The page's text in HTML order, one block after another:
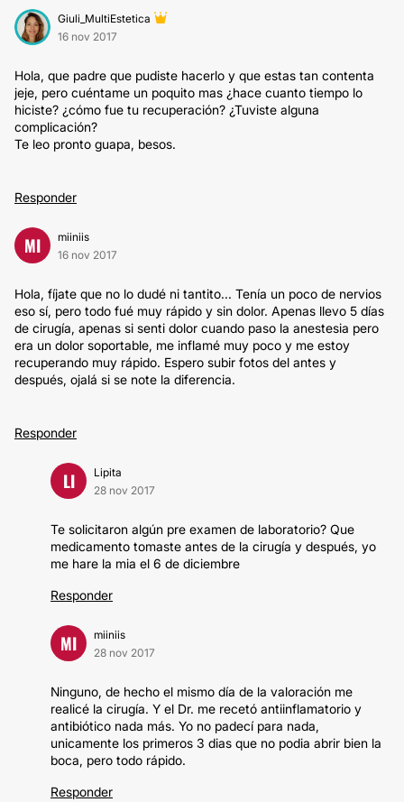
Giuli_MultiEstetica
16 nov 2017
Hola, que padre que pudiste hacerlo y que estas tan contenta
jeje, pero cuéntame un poquito mas ¿hace cuanto tiempo lo
hiciste? ¿cómo fue tu recuperación? ¿Tuviste alguna
complicación?
Te leo pronto guapa, besos.
Responder
MI
miiniis
16 nov 2017
Hola, fíjate que no lo dudé ni tantito... Tenía un poco de nervios
eso sí, pero todo fué muy rápido y sin dolor. Apenas llevo 5 días
de cirugía, apenas si senti dolor cuando paso la anestesia pero
era un dolor soportable, me inflamé muy poco y me estoy
recuperando muy rápido. Espero subir fotos del antes y
después, ojalá si se note la diferencia.
Responder
LI
Lipita
28 nov 2017
Te solicitaron algún pre examen de laboratorio? Que
medicamento tomaste antes de la cirugía y después, yo
me hare la mia el 6 de diciembre
Responder
MI
miiniis
28 nov 2017
Ninguno, de hecho el mismo día de la valoración me
realicé la cirugía. Y el Dr. me recetó antiinflamatorio y
antibiótico nada más. Yo no padecí para nada,
unicamente los primeros 3 dias que no podia abrir bien la
boca, pero todo rápido.
Responder